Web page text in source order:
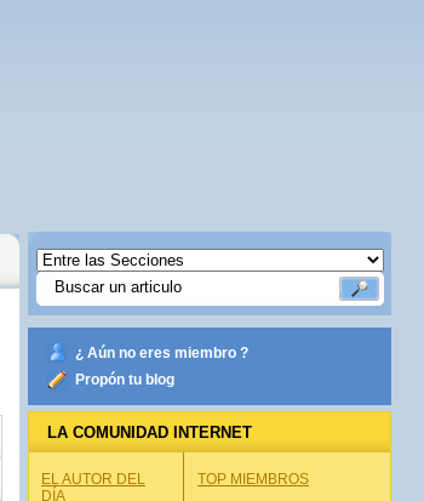
¿ Aún no eres miembro ?
Propón tu blog
LA COMUNIDAD INTERNET
EL AUTOR DEL
DÍA
TOP MIEMBROS